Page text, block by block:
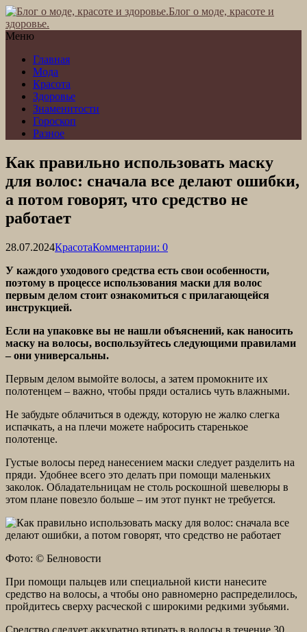
Блог о моде, красоте и
здоровье.
Меню
Главная
Мода
Красота
Здоровье
Знаменитости
Гороскоп
Разное
Как правильно использовать маску
для волос: сначала все делают ошибки,
а потом говорят, что средство не
работает
28.07.2024КрасотаКомментарии: 0
У каждого уходового средства есть свои особенности,
поэтому в процессе использования маски для волос
первым делом стоит ознакомиться с прилагающейся
инструкцией.
Если на упаковке вы не нашли объяснений, как наносить
маску на волосы, воспользуйтесь следующими правилами
– они универсальны.
Первым делом вымойте волосы, а затем промокните их
полотенцем – важно, чтобы пряди остались чуть влажными.
Не забудьте облачиться в одежду, которую не жалко слегка
испачкать, а на плечи можете набросить старенькое
полотенце.
Густые волосы перед нанесением маски следует разделить на
пряди. Удобнее всего это делать при помощи маленьких
заколок. Обладательницам не столь роскошной шевелюры в
этом плане повезло больше – им этот пункт не требуется.
Фото: © Белновости
При помощи пальцев или специальной кисти нанесите
средство на волосы, а чтобы оно равномерно распределилось,
пройдитесь сверху расческой с широкими редкими зубьями.
Средство следует аккуратно втирать в волосы в течение 30